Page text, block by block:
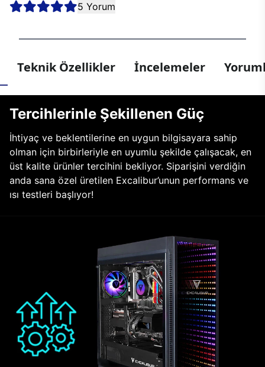
5 Yorum
Teknik Özellikler İncelemeler
Tercihlerinle Şekillenen Güç
İhtiyaç ve beklentilerine en uygun bilgisayara sahip
olman için birbirleriyle en uyumlu şekilde çalışacak, en
üst kalite ürünler tercihini bekliyor. Siparişini verdiğin
anda sana özel üretilen Excalibur’unun performans ve
ısı testleri başlıyor!